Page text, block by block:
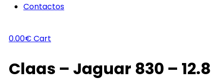
Contactos
0.00€ Cart
Claas – Jaguar 830 – 12.8